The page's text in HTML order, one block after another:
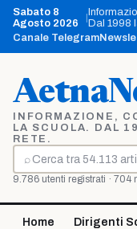
Vai
contenuto
Sabato 8
Agosto 2026
Dal 1998
Canale Telegram
INFORMAZIONE,
LA SCUOLA. DAL
RETE.
⌕
Cerca
9.786 utenti registrati · 704
Home Dirigenti